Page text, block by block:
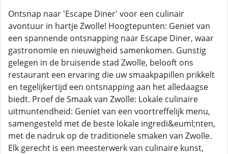
Ontsnap naar 'Escape Diner' voor een culinair
avontuur in hartje Zwolle! Hoogtepunten: Geniet van
een spannende ontsnapping naar Escape Diner, waar
gastronomie en nieuwigheid samenkomen. Gunstig
gelegen in de bruisende stad Zwolle, belooft ons
restaurant een ervaring die uw smaakpapillen prikkelt
en tegelijkertijd een ontsnapping aan het alledaagse
biedt. Proef de Smaak van Zwolle: Lokale culinaire
uitmuntendheid: Geniet van een voortreffelijk menu,
samengesteld met de beste lokale ingredi&euml;nten,
met de nadruk op de traditionele smaken van Zwolle.
Elk gerecht is een meesterwerk van culinaire kunst,